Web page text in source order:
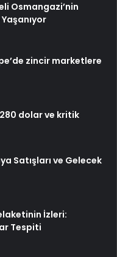
Osmangazi’nin
zincir marketlere
dolar ve kritik
Satışları ve Gelecek
İzleri:
Tespiti